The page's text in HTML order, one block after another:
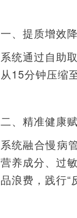
一、提质增效
系统通过自助
从15分钟压缩
二、精准健康
系统融合慢病
营养成分、过
品浪费，践行“